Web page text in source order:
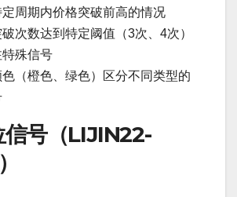
周期内价格突破前高的情况
次数达到特定阈值（3次、4次）
殊信号
色（橙色、绿色）区分不同类型的
信号（LIJIN22-